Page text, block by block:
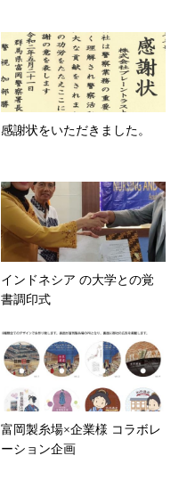
感謝状をいただきました。
インドネシア の大学との覚
書調印式
富岡製糸場×企業様 コラボレ
ーション企画